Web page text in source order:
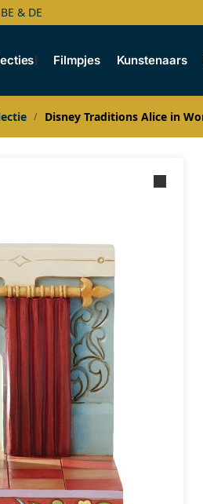
& DE
Filmpjes Kunstenaars
/ Disney Traditions Alice in